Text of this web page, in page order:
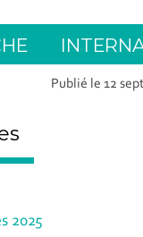
Publié le 12
2025